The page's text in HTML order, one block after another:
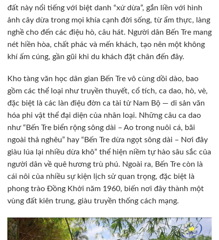
đất này nổi tiếng với biệt danh “xứ dừa”, gắn liền với hình
ảnh cây dừa trong mọi khía cạnh đời sống, từ ẩm thực, làng
nghề cho đến các điệu hò, câu hát. Người dân Bến Tre mang
nét hiền hòa, chất phác và mến khách, tạo nên một không
khí ấm cúng, gần gũi khi du khách đặt chân đến đây.
Kho tàng văn học dân gian Bến Tre vô cùng dồi dào, bao
gồm các thể loại như truyền thuyết, cổ tích, ca dao, hò, vè,
đặc biệt là các làn điệu đờn ca tài tử Nam Bộ — di sản văn
hóa phi vật thể đại diện của nhân loại. Những câu ca dao
như “Bến Tre biển rộng sông dài – Ao trong nuôi cá, bãi
ngoài thả nghêu” hay “Bến Tre dừa ngọt sông dài – Nơi đây
giàu lúa lại nhiều dừa khô” thể hiện niềm tự hào sâu sắc của
người dân về quê hương trù phú. Ngoài ra, Bến Tre còn là
cái nôi của nhiều sự kiện lịch sử quan trọng, đặc biệt là
phong trào Đồng Khởi năm 1960, biến nơi đây thành một
vùng đất kiên trung, giàu truyền thống cách mạng.